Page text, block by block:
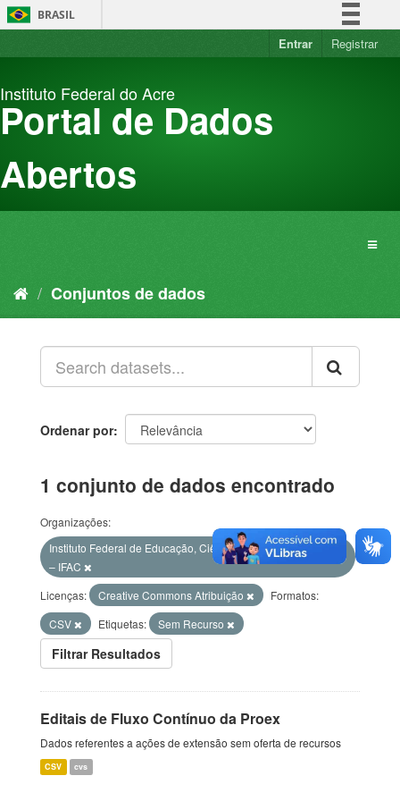
Pular
para
BRASIL
Simplifique!
Acesso à informação
Entrar Registrar
Instituto Federal do Acre
Portal de Dados
Abertos
Conjuntos de dados
Ordenar por
1 conjunto de dados encontrado
Organizações:
Instituto Federal de Educação, Ciência e Tecnologia do Acre
– IFAC
Licenças:
Creative Commons Atribuição
Formatos:
CSV
Etiquetas: Sem Recurso
Filtrar Resultados
Editais de Fluxo Contínuo da Proex
Dados referentes a ações de extensão sem oferta de recursos
CSV cvs